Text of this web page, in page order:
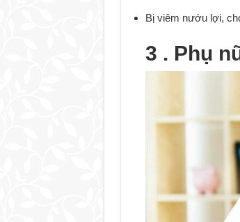
Bị viêm nướu lợi,
3 . Phụ